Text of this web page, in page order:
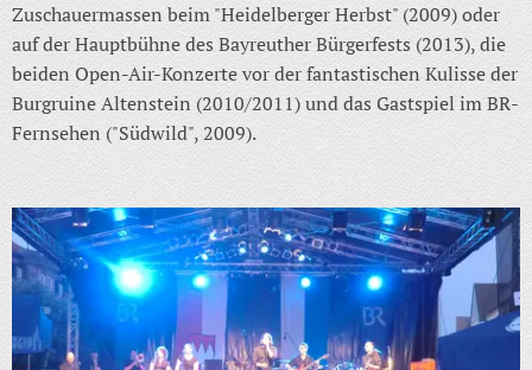
Zuschauermassen beim "Heidelberger Herbst" (2009) oder
auf der Hauptbühne des Bayreuther Bürgerfests (2013), die
beiden Open-Air-Konzerte vor der fantastischen Kulisse der
Burgruine Altenstein (2010/2011) und das Gastspiel im BR-
Fernsehen ("Südwild", 2009).